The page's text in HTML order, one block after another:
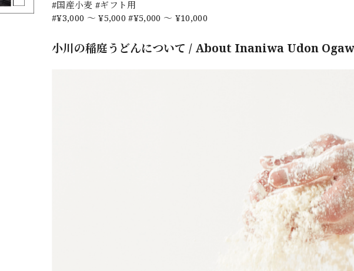
#国産小麦 #ギフト用
#¥3,000 ～ ¥5,000 #¥5,000 ～ ¥10,000
小川の稲庭うどんについて / About Inaniwa Udon